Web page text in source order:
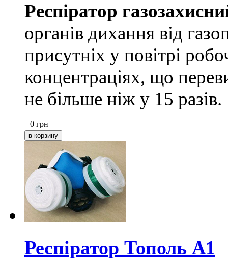
Респіратор
органів дихання від
присутніх у повітрі
концентраціях, що
не більше ніж у 15 разів.
0 грн
Респіратор Тополь А1